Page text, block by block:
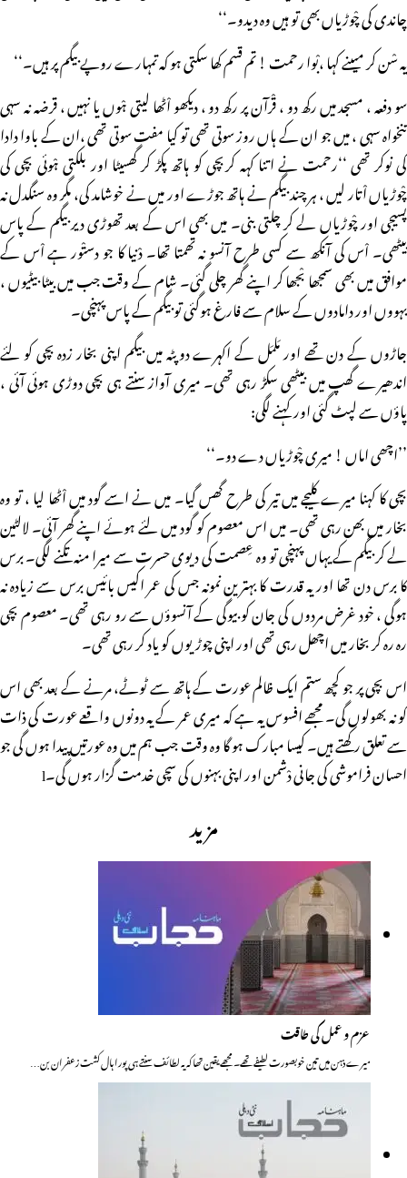
چاندی کی چْوڑیاں بھی تو ہیں وہ دیدو۔‘‘
یہ سْن کر میںنے کہا ،بْوا رحمت ! تم قسم کھا سکتی ہو کہ تمہارے روپے بیگم پر ہیں۔‘‘
سو دفعہ ، مسجد میں رکھ دو ، قْرآن پر رکھ دو ، دیکھو اْٹھا لیتی ہْوں یا نہیں ، قرضہ نہ سہی
تنخواہ سہی ، میں جو ان کے ہاں روز سوتی تھی تو کیا مفت سوتی تھی ،ان کے باوا دادا
کی نوکر تھی ‘‘رحمت نے اتنا کہہ کربچی کو ہاتھ پکڑ کر گھسیٹا اور بلکتی ہْوئی بچی کی
چْوڑیاں اْتار لیں ، ہر چند بیگم نے ہاتھ جوڑے اور میں نے خوشامد کی، مگر وہ سنگدل نہ
پسیجی اور چْوڑیاں لے کر چلتی بنی۔ میں بھی اس کے بعد تھوڑی دیر بیگم کے پاس
بیٹھی۔ اْس کی آنکھ سے کسی طرح آنسو نہ تھمتا تھا۔ دْنیا کا جو دستْور ہے اْس کے
موافق میں بھی سمجھا بْجھا کر اپنے گھر چلی گئی۔ شام کے وقت جب میں بیٹا بیٹیوں ،
بہووں اور دامادوں کے سلام سے فارغ ہوگئی تو بیگم کے پاس پہنچی۔
جاڑوں کے دن تھے اور مَلمَل کے اکہرے دوپٹہ میں بیگم اپنی بخار زدہ بچی کو لئے
اندھیرے گھپ میں بیٹھی سکڑ رہی تھی۔ میری آواز سنتے ہی بچی دوڑی ہوئی آئی ،
پاؤں سے لپٹ گئی اور کہنے لگی:
’’اچھی اماں ! میری چْوڑیاں دے دو۔‘‘
بچی کا کہنا میرے کلیجے میں تیر کی طرح گھس گیا۔ میں نے اسے گود میں اْٹھا لیا ، تو وہ
بخار میں بھن رہی تھی۔ میں اس معصوم کو گود میں لئے ہوئے اپنے گھر آئی۔ لالٹین
لے کر بیگم کے یہاں پہنچی تو وہ عِصمت کی دیوی حسرت سے میرا منہ تکنے لگی۔ برس
کا برس دن تھا اور یہ قدرت کا بہترین نمونہ جس کی عمر اکیس بائیس برس سے زیادہ نہ
ہوگی ، خود غرض مردوں کی جان کو بیوگی کے آنسوؤں سے رو رہی تھی۔ معصوم بچی
رہ رہ کر بخار میں اچھل رہی تھی اور اپنی چوڑیوں کو یاد کر رہی تھی۔
اس بچی پر جو کچھ ستم ایک ظالم عورت کے ہاتھ سے ٹوٹے، مرنے کے بعد بھی اس
کو نہ بھولوں گی۔ مجھے افسوس یہ ہے کہ میری عمر کے یہ دونوں واقعے عورت کی ذات
سے تعلق رکھتے ہیں۔ کیسا مبارک ہو گا وہ وقت جب ہم میں وہ عورتیں پیدا ہوں گی جو
احسان فراموشی کی جانی دْشمن اور اپنی بہنوں کی سچی خدمت گزار ہوں گی۔l
مزید
عزم و عمل کی طاقت
میرے ذہن میں تین خوبصورت لطیفے تھے۔ مجھے یقین تھا کہ یہ لطائف سنتے ہی پورا ہال کشت زعفران بن…